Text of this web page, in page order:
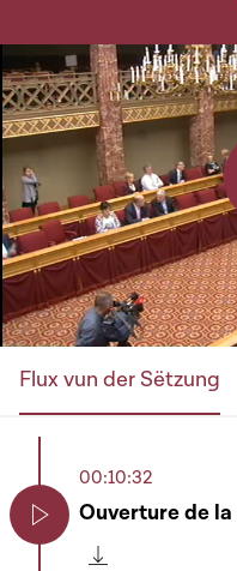
Flux vun der Sëtzung
00:10:32
Ouverture de